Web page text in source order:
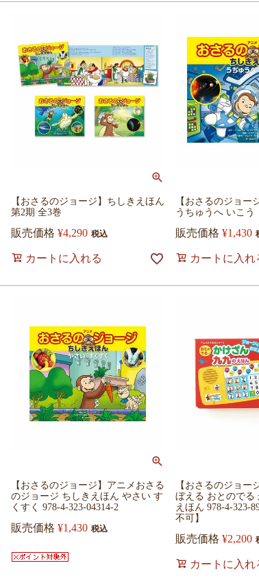
【おさるのジョージ】ちしきえほん
第2期 全3巻
販売価格 ¥4,290 税込
カートに入れる
【おさるのジョー
うちゅうへ いこう
販売価格 ¥1,430
カートに入れ
【おさるのジョージ】アニメおさる
のジョージ ちしきえほん やさい す
くすく 978-4-323-04314-2
販売価格 ¥1,430 税込
【おさるのジョー
ぼえる おとのでる
えほん 978-4-323-
不可】
販売価格 ¥2,200
カートに入れ